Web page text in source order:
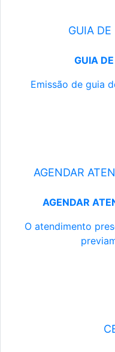
GUIA DE
GUIA
Emissão de guia
AGENDAR
AGENDAR
O atendimento